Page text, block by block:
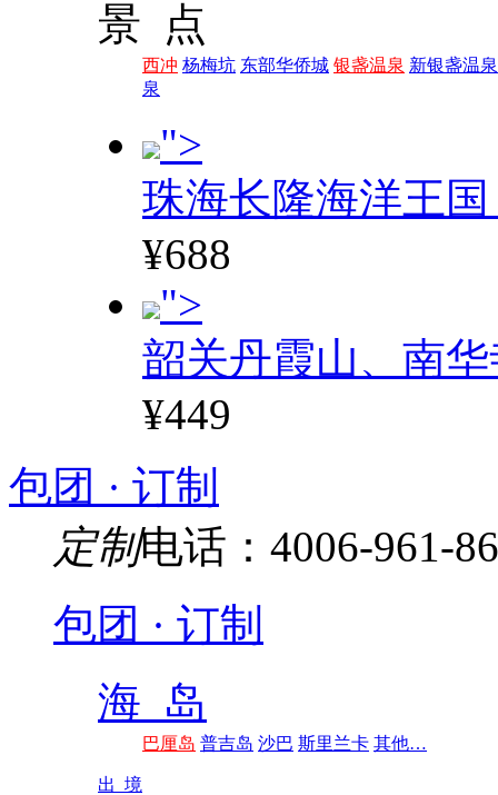
景 点
西冲 杨梅坑 东部华侨城 银盏温泉 新银盏温泉
泉
">
珠海长隆海洋王
¥688
">
韶关丹霞山、南
¥449
包团 · 订制
定制电话：4006-961-
包团 · 订制
海 岛
巴厘岛 普吉岛 沙巴 斯里兰卡 其他…
出 境